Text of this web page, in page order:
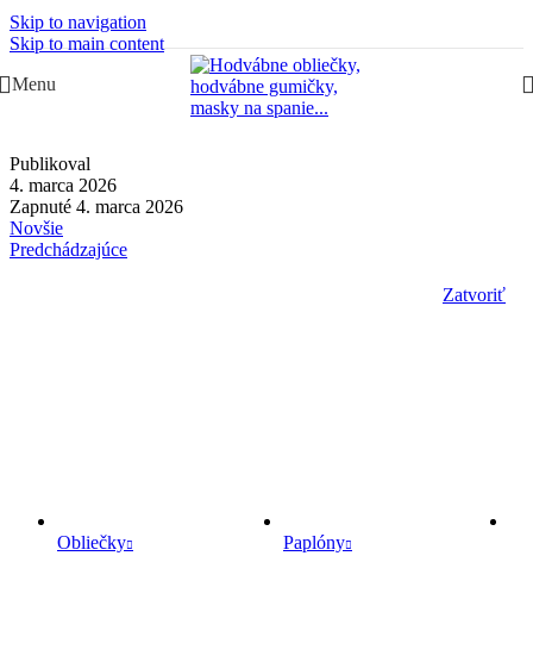
Skip to navigation
Skip to main content
Slovenská rodinná značka – Juraj & Monika
Menu
Publikoval
4. marca 2026
Zapnuté 4. marca 2026
Novšie
Predchádzajúce
Zatvoriť
Obliečky Paplóny